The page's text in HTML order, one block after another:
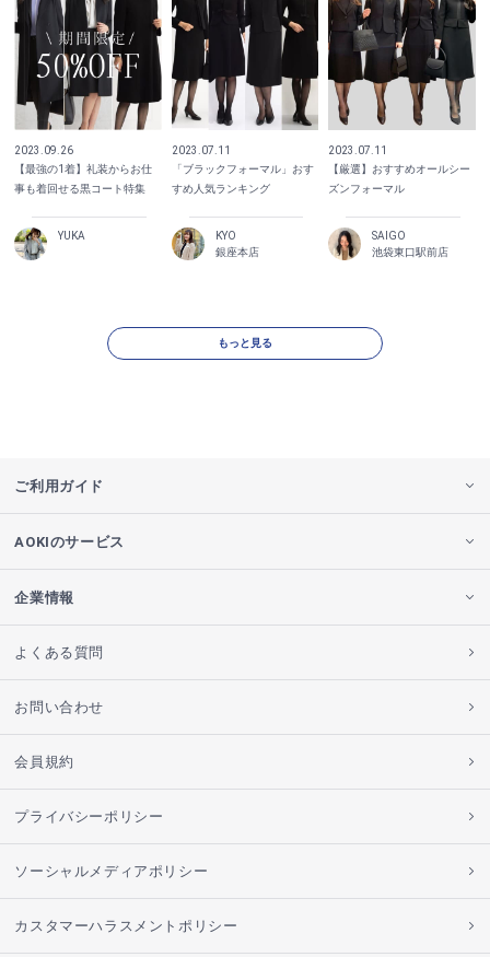
2023.09.26
【最強の1着】礼装からお仕
事も着回せる黒コート特集
YUKA
2023.07.11
「ブラックフォーマル」おす
すめ人気ランキング
KYO
銀座本店
2023.07.11
【厳選】おすすめオールシー
ズンフォーマル
SAIGO
池袋東口駅前店
もっと見る
ご利用ガイド
AOKIのサービス
企業情報
よくある質問
お問い合わせ
会員規約
プライバシーポリシー
ソーシャルメディアポリシー
カスタマーハラスメントポリシー